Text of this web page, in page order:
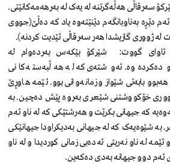
سەرقاڵی هەڵەگرتنە لە یەک لە بەرهەمەکانێتی.
دێڕە بەناوبانگەم دێنێتەوە یاد کە دەڵێ(جووی
لە ژووری گازیشدا هەر سەرقاڵی ئێدیت کردنە).
ئاوای گووت: شێرکۆ بێکەس بەردەوام لە
دەکردەوە. ئەو شتەی کە لە هەڵبەستەکانی
بابەتی شێواز و زمانەوانی بوو. ئێمە هاوڕێ
خۆکووشتنی شێعری بەروە پێش دەچین. بە
کە جیهانی بکرێت و هەرشتێکی کە لە ناو ئەم
بە شێوەیەک کە لە جیهانی بەدیکراودا جیهانێکی
ئێمە لە ناو نەریتی ئەدەبی زمانی کوردیدا و لە ناو
ئەم دوو جیهانە بەدی دەکەین.